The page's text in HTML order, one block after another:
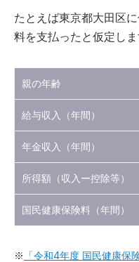
たとえば東京都大田区
料を支払ったと仮定しま
親の年齢
給与収入（年間）
年金収入（年間）
所得額（収入ー控除等）
国民健康保険料（年間）
※ 「令和4年度 国民健康保